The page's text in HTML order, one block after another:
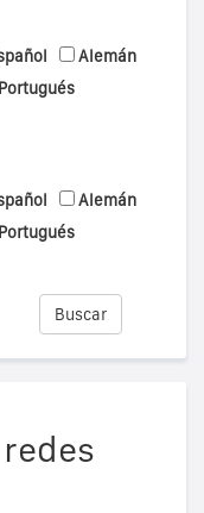
Alemán
Portugués
Alemán
Portugués
Buscar